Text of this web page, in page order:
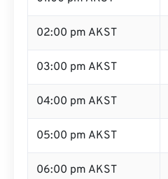
02:00 pm AKST
03:00 pm AKST
04:00 pm AKST
05:00 pm AKST
06:00 pm AKST